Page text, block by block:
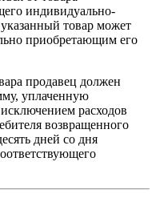
индивидуально-
товар может
приобретающим его
продавец должен
уплаченную
расходов
возвращенного
дней со дня